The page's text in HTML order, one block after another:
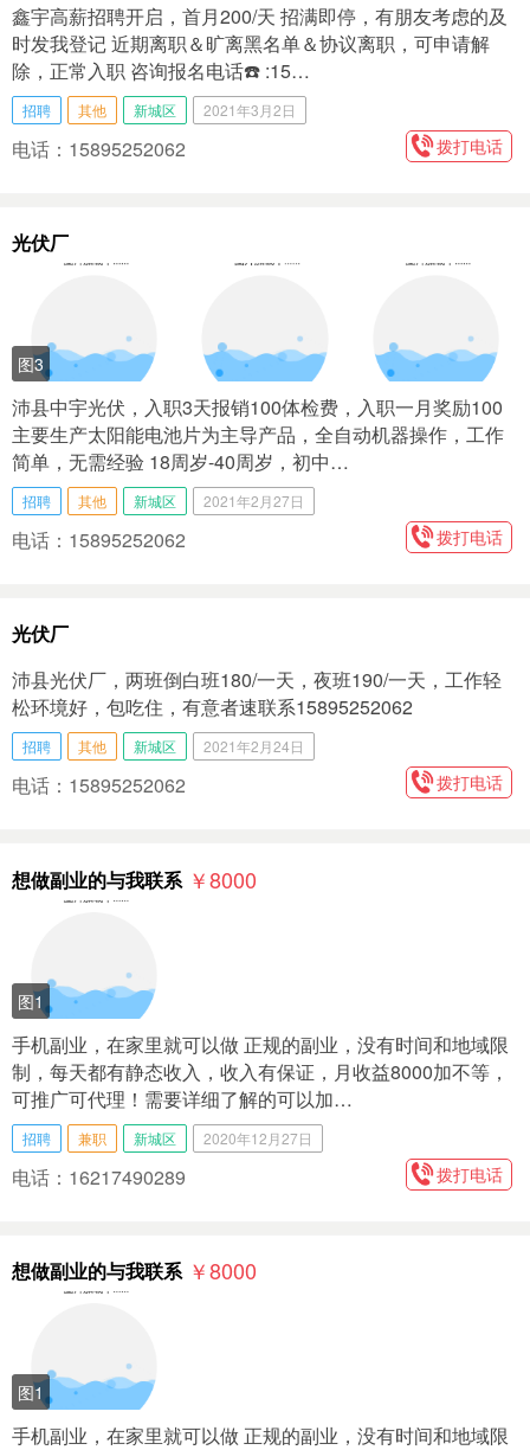
鑫宇高薪招聘开启，首月200/天 招满即停，有朋友考虑的及
时发我登记 近期离职＆旷离黑名单＆协议离职，可申请解
除，正常入职 咨询报名电话☎️ :15…
招聘 其他 新城区 2021年3月2日
电话：15895252062 拨打电话
光伏厂
图3
沛县中宇光伏，入职3天报销100体检费，入职一月奖励100
主要生产太阳能电池片为主导产品，全自动机器操作，工作
简单，无需经验 18周岁-40周岁，初中…
招聘 其他 新城区 2021年2月27日
电话：15895252062 拨打电话
光伏厂
沛县光伏厂，两班倒白班180/一天，夜班190/一天，工作轻
松环境好，包吃住，有意者速联系15895252062
招聘 其他 新城区 2021年2月24日
电话：15895252062 拨打电话
想做副业的与我联系 ￥8000
图1
手机副业，在家里就可以做 正规的副业，没有时间和地域限
制，每天都有静态收入，收入有保证，月收益8000加不等，
可推广可代理！需要详细了解的可以加…
招聘 兼职 新城区 2020年12月27日
电话：16217490289 拨打电话
想做副业的与我联系 ￥8000
图1
手机副业，在家里就可以做 正规的副业，没有时间和地域限